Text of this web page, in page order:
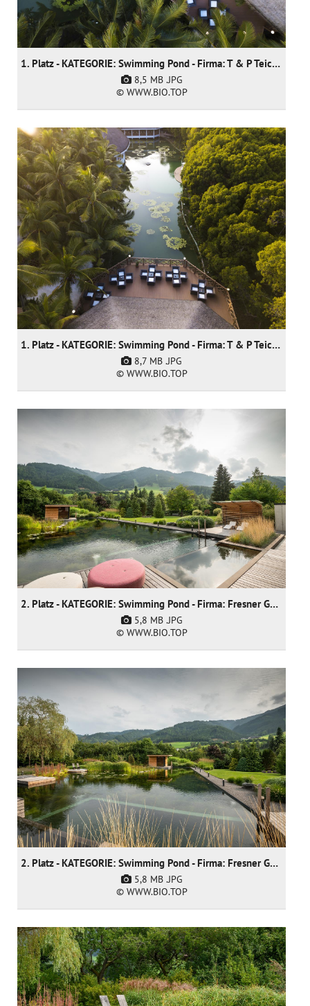
1. Platz - KATEGORIE: Swimming Pond - Firma: T & P Teich und Pool GmbH
8,5 MB .JPG
© WWW.BIO.TOP
1. Platz - KATEGORIE: Swimming Pond - Firma: T & P Teich und Pool GmbH
8,7 MB .JPG
© WWW.BIO.TOP
2. Platz - KATEGORIE: Swimming Pond - Firma: Fresner Garten und Landschaftsbau GmbH
5,8 MB .JPG
© WWW.BIO.TOP
2. Platz - KATEGORIE: Swimming Pond - Firma: Fresner Garten und Landschaftsbau GmbH
5,8 MB .JPG
© WWW.BIO.TOP